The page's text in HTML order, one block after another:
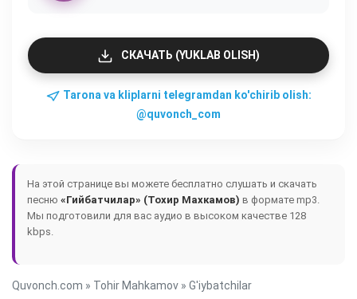
СКАЧАТЬ (YUKLAB OLISH)
Tarona va kliplarni telegramdan ko'chirib olish:
@quvonch_com
На этой странице вы можете бесплатно слушать и скачать
песню «Гийбатчилар» (Тохир Махкамов) в формате mp3.
Мы подготовили для вас аудио в высоком качестве 128
kbps.
Quvonch.com » Tohir Mahkamov » G'iybatchilar